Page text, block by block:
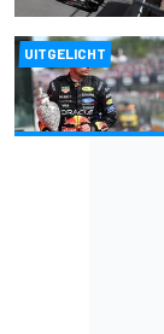
UITGELICHT